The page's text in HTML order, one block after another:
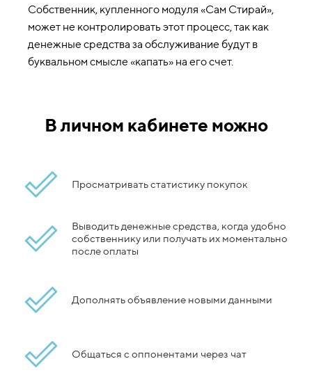
Собственник, купленного модуля «Сам Стирай»,
может не контролировать этот процесс, так как
денежные средства за обслуживание будут в
буквальном смысле «капать» на его счет.
В личном кабинете можно
Просматривать статистику покупок
Выводить денежные средства, когда удобно
собственнику или получать их моментально
после оплаты
Дополнять объявление новыми данными
Общаться с оппонентами через чат